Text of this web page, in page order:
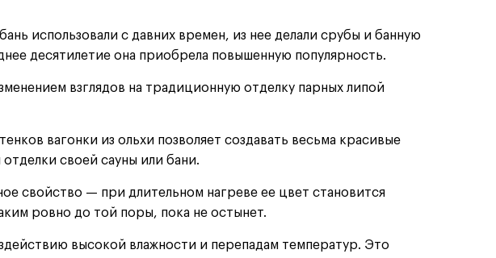
использовали с давних времен, из нее делали срубы и банную
десятилетие она приобрела повышенную популярность.
взглядов на традиционную отделку парных липой
вагонки из ольхи позволяет создавать весьма красивые
своей сауны или бани.
свойство — при длительном нагреве ее цвет становится
ровно до той поры, пока не остынет.
высокой влажности и перепадам температур. Это